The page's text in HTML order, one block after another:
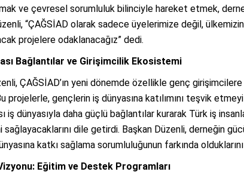
ve çevresel sorumluluk bilinciyle hareket etmek,
“ÇAĞSİAD olarak sadece üyelerimize değil,
projelere odaklanacağız” dedi.
Bağlantılar ve Girişimcilik Ekosistemi
ÇAĞSİAD’ın yeni dönemde özellikle genç
projelerle, gençlerin iş dünyasına katılımını teşvik
iş dünyasıyla daha güçlü bağlantılar kurarak Türk iş
sağlayacaklarını dile getirdi. Başkan Düzenli, derneğin
katkı sağlama sorumluluğunun farkında
Eğitim ve Destek Programları